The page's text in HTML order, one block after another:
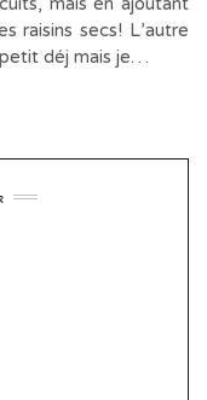
raisins secs! L’autre
déj mais je…